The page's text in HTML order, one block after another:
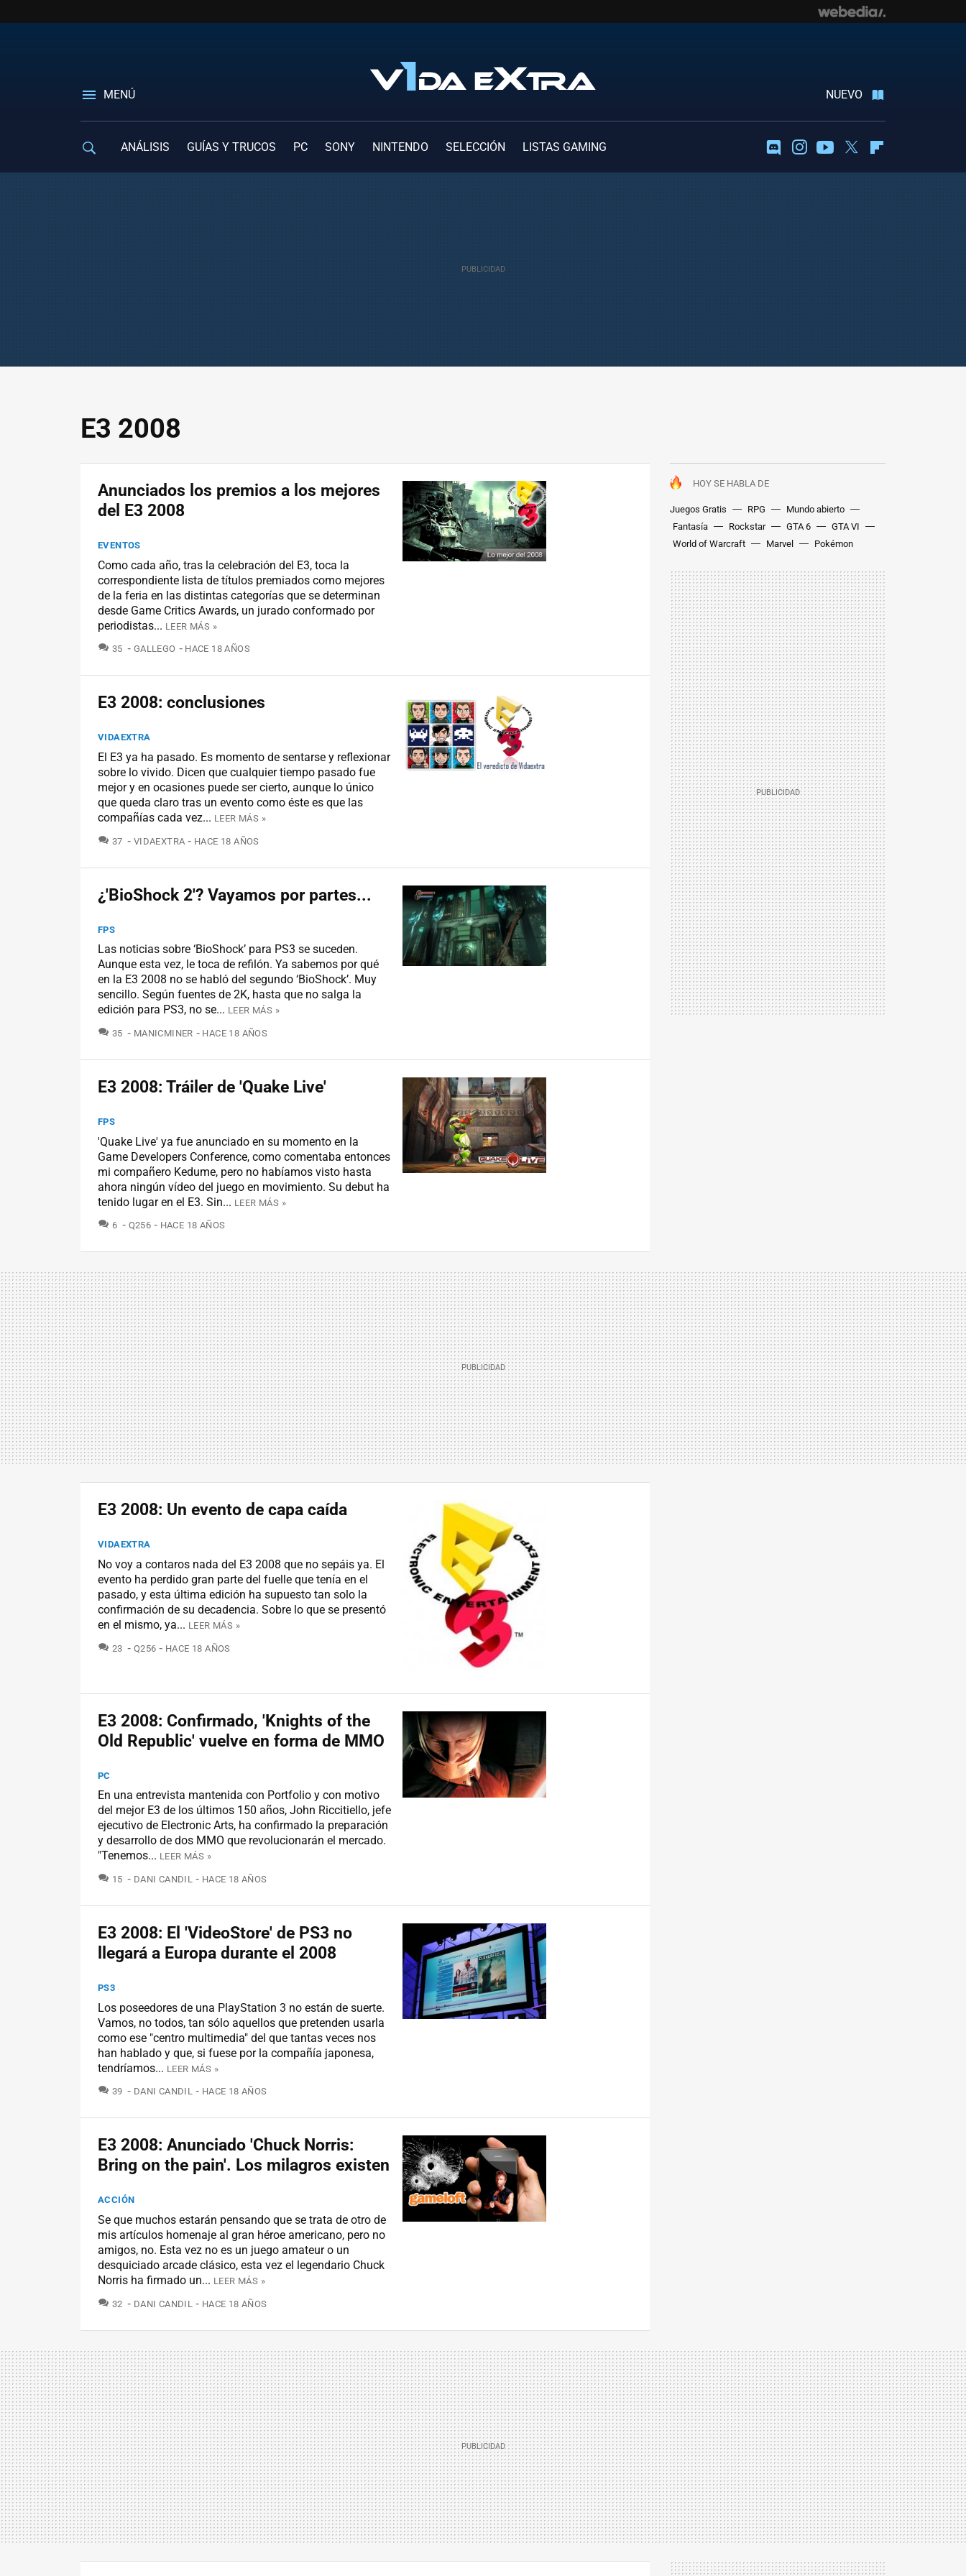
MENÚ NUEVO
ANÁLISIS GUÍAS Y TRUCOS PC SONY NINTENDO SELECCIÓN LISTAS GAMING DiscordInstagramYoutubeTwitter
E3 2008
HOY SE HABLA DE
Juegos Gratis RPG
Mundo abierto
Fantasía
Rockstar GTA 6
GTA VI
World of Warcraft
Marvel Pokémon
Anunciados los premios a los mejores
del E3 2008
EVENTOS
Como cada año, tras la celebración del E3, toca la
correspondiente lista de títulos premiados como mejores
de la feria en las distintas categorías que se determinan
desde Game Critics Awards, un jurado conformado por
periodistas... LEER MÁS »
35 COMENTARIOS
GALLEGO HACE 18 AÑOS
E3 2008: conclusiones
VIDAEXTRA
El E3 ya ha pasado. Es momento de sentarse y reflexionar
sobre lo vivido. Dicen que cualquier tiempo pasado fue
mejor y en ocasiones puede ser cierto, aunque lo único
que queda claro tras un evento como éste es que las
compañías cada vez... LEER MÁS »
37 COMENTARIOS
VIDAEXTRA HACE 18 AÑOS
¿'BioShock 2'? Vayamos por partes...
FPS
Las noticias sobre ‘BioShock’ para PS3 se suceden.
Aunque esta vez, le toca de refilón. Ya sabemos por qué
en la E3 2008 no se habló del segundo ‘BioShock’. Muy
sencillo. Según fuentes de 2K, hasta que no salga la
edición para PS3, no se... LEER MÁS »
35 COMENTARIOS
MANICMINER HACE 18 AÑOS
E3 2008: Tráiler de 'Quake Live'
FPS
'Quake Live' ya fue anunciado en su momento en la
Game Developers Conference, como comentaba entonces
mi compañero Kedume, pero no habíamos visto hasta
ahora ningún vídeo del juego en movimiento. Su debut ha
tenido lugar en el E3. Sin... LEER MÁS »
6 COMENTARIOS
Q256 HACE 18 AÑOS
E3 2008: Un evento de capa caída
VIDAEXTRA
No voy a contaros nada del E3 2008 que no sepáis ya. El
evento ha perdido gran parte del fuelle que tenía en el
pasado, y esta última edición ha supuesto tan solo la
confirmación de su decadencia. Sobre lo que se presentó
en el mismo, ya... LEER MÁS »
23 COMENTARIOS
Q256 HACE 18 AÑOS
E3 2008: Confirmado, 'Knights of the
Old Republic' vuelve en forma de MMO
PC
En una entrevista mantenida con Portfolio y con motivo
del mejor E3 de los últimos 150 años, John Riccitiello, jefe
ejecutivo de Electronic Arts, ha confirmado la preparación
y desarrollo de dos MMO que revolucionarán el mercado.
"Tenemos... LEER MÁS »
15 COMENTARIOS
DANI CANDIL HACE 18 AÑOS
E3 2008: El 'VideoStore' de PS3 no
llegará a Europa durante el 2008
PS3
Los poseedores de una PlayStation 3 no están de suerte.
Vamos, no todos, tan sólo aquellos que pretenden usarla
como ese "centro multimedia" del que tantas veces nos
han hablado y que, si fuese por la compañía japonesa,
tendríamos... LEER MÁS »
39 COMENTARIOS
DANI CANDIL HACE 18 AÑOS
E3 2008: Anunciado 'Chuck Norris:
Bring on the pain'. Los milagros existen
ACCIÓN
Se que muchos estarán pensando que se trata de otro de
mis artículos homenaje al gran héroe americano, pero no
amigos, no. Esta vez no es un juego amateur o un
desquiciado arcade clásico, esta vez el legendario Chuck
Norris ha firmado un... LEER MÁS »
32 COMENTARIOS
DANI CANDIL HACE 18 AÑOS